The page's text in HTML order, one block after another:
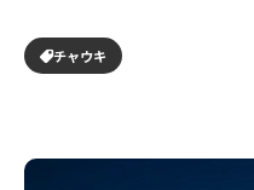
チャウキ